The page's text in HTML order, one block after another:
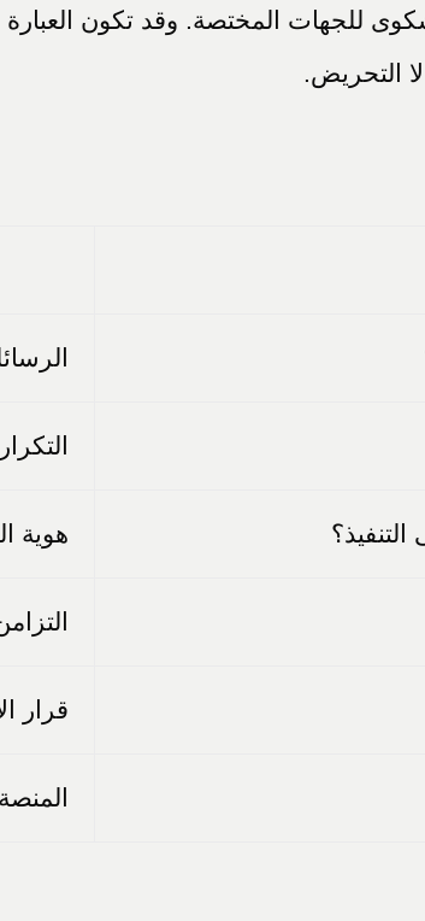
للجهات المختصة. وقد تكون العبارة
التحريض.
هوية
قرار